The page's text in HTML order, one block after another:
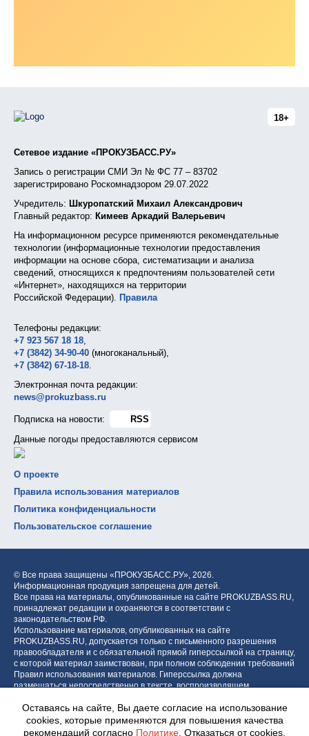
18+
Сетевое издание «ПРОКУЗБАСС.РУ»
Запись о регистрации СМИ Эл № ФС 77 – 83702
зарегистрировано Роскомнадзором 29.07.2022
Учредитель: Шкуропатский Михаил Александрович
Главный редактор: Кимеев Аркадий Валерьевич
На информационном ресурсе применяются рекомендательные
технологии (информационные технологии предоставления
информации на основе сбора, систематизации и анализа
сведений, относящихся к предпочтениям пользователей сети
«Интернет», находящихся на территории
Российской Федерации). Правила
Телефоны редакции:
+7 923 567 18 18,
+7 (3842) 34-90-40 (многоканальный),
+7 (3842) 67-18-18.
Электронная почта редакции:
news@prokuzbass.ru
Подписка на новости:
RSS
Данные погоды предоставляются сервисом
О проекте
Правила использования материалов
Политика конфиденциальности
Пользовательское соглашение
© Все права защищены «ПРОКУЗБАСС.РУ», 2026.
Информационная продукция запрещена для детей.
Все права на материалы, опубликованные на сайте PROKUZBASS.RU,
принадлежат редакции и охраняются в соответствии с
законодательством РФ.
Использование материалов, опубликованных на сайте
PROKUZBASS.RU, допускается только с письменного разрешения
правообладателя и с обязательной прямой гиперссылкой на страницу,
с которой материал заимствован, при полном соблюдении требований
Правил использования материалов. Гиперссылка должна
размещаться непосредственно в тексте, воспроизводящем
блока.
Оставаясь на сайте, Вы даете согласие на использование
cookies, которые применяются для повышения качества
рекомендаций согласно Политике . Отказаться от cookies,